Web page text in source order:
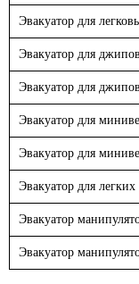
Эвакуатор для
Эвакуатор для
Эвакуатор для
Эвакуатор для
Эвакуатор для
Эвакуатор для легких
Эвакуатор
Эвакуатор